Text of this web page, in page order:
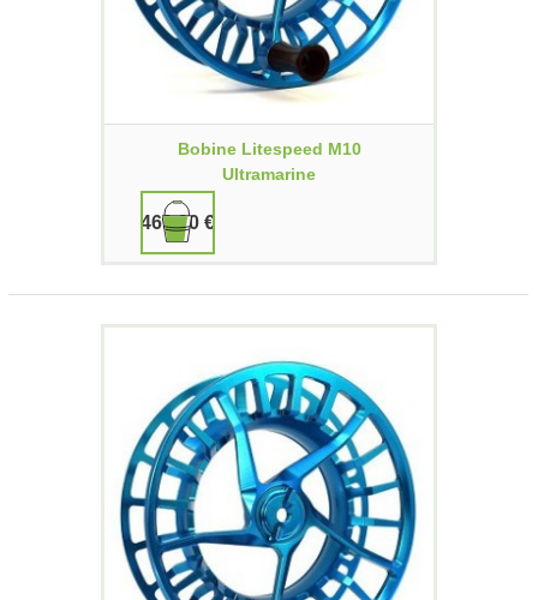
Bobine Litespeed M10
Ultramarine
469,90 €